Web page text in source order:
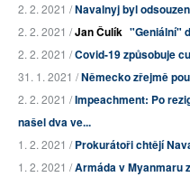
2. 2. 2021 /Navalnyj byl
2. 2. 2021 /Jan Čulík "Geniální"
2. 2. 2021 /Covid-19 způsobuje
31. 1. 2021 /Německo zřejmě
2. 2. 2021 /Impeachment: Po
našel dva ve...
1. 2. 2021 /Prokurátoři chtějí
1. 2. 2021 /Armáda v Myanmaru